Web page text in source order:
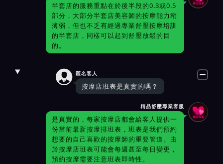
半套店的服務重點在於後半段的0.3或0.5
部分，大部分半套店美容師的按摩能力稍
薄弱，但也不乏有經過專業舒壓按摩培訓
的半套店，同樣可以起到舒壓放鬆的目
的。
 匿名客人
按摩店班表是真實的嗎？
精品舒壓專業客服
是真實的，每家按摩店都會給客人提供一
份當前最新按摩排班表，班表是我們預約
想要的自己喜歡的按摩師的重要管道。由
於按摩店班表可能會每週甚至每日變更，
預約按摩需要注意班表即時性。